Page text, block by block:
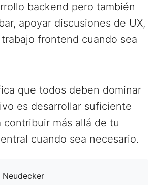
backend pero también
apoyar discusiones de UX,
frontend cuando sea
que todos deben dominar
es desarrollar suficiente
contribuir más allá de tu
cuando sea necesario.